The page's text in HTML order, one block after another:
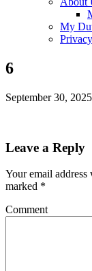
My
6
September 30, 2025
Leave a Reply
Your email
marked *
Comment